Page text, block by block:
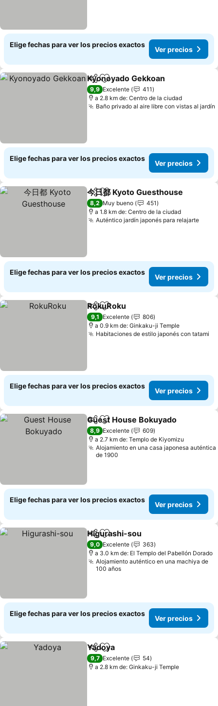
Elige fechas para ver los precios exactos
Ver precios
CompartirAgregar a favoritos
Kyonoyado Gekkoan
9,9 Excelente
411
a 2.8 km de: Centro de la ciudad
Baño privado al aire libre con vistas al jardín
Elige fechas para ver los precios exactos
Ver precios
CompartirAgregar a favoritos
今日都 Kyoto Guesthouse
8,2 Muy bueno
451
a 1.8 km de: Centro de la ciudad
Auténtico jardín japonés para relajarte
Elige fechas para ver los precios exactos
Ver precios
CompartirAgregar a favoritos
RokuRoku
9,1 Excelente
806
a 0.9 km de: Ginkaku-ji Temple
Habitaciones de estilo japonés con tatami
Elige fechas para ver los precios exactos
Ver precios
CompartirAgregar a favoritos
Guest House Bokuyado
8,9 Excelente
609
a 2.7 km de: Templo de Kiyomizu
Alojamiento en una casa japonesa auténtica
de 1900
Elige fechas para ver los precios exactos
Ver precios
CompartirAgregar a favoritos
Higurashi-sou
9,0 Excelente
363
a 3.0 km de: El Templo del Pabellón Dorado
Alojamiento auténtico en una machiya de
100 años
Elige fechas para ver los precios exactos
Ver precios
CompartirAgregar a favoritos
Yadoya
9,7 Excelente
54
a 2.8 km de: Ginkaku-ji Temple